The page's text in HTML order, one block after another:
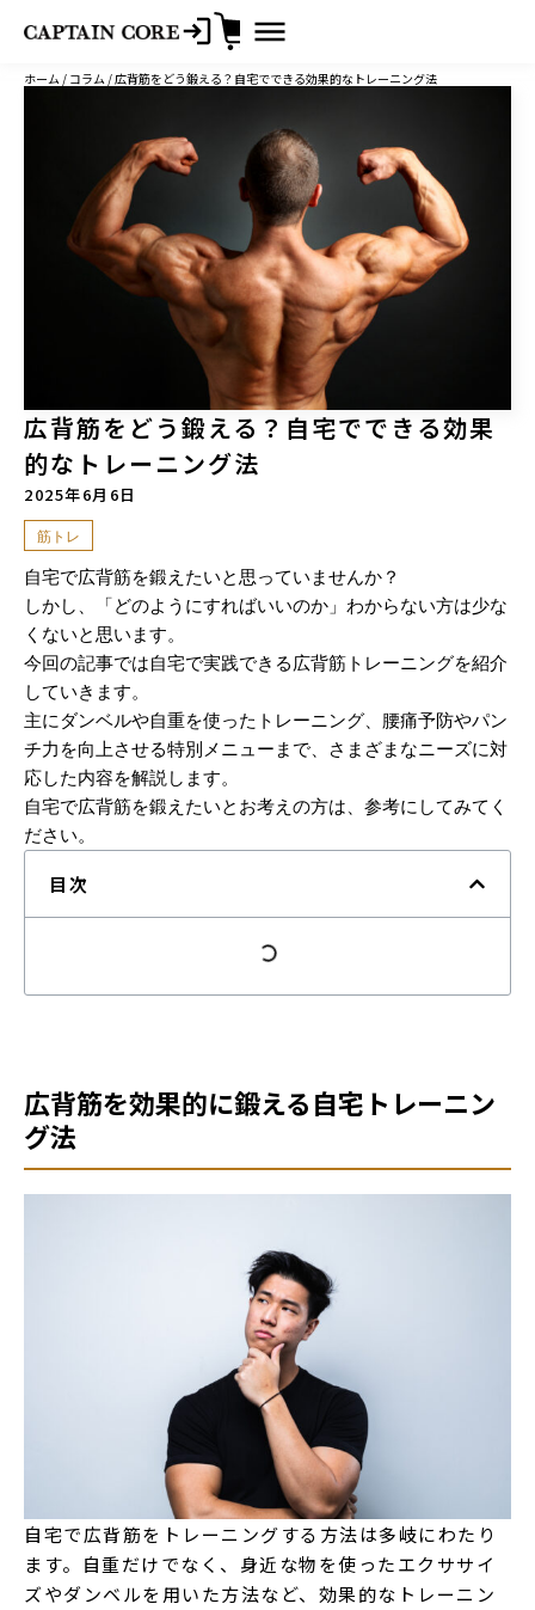
ン
ホーム / コラム / 広背筋をどう鍛える？自宅でできる効果的なトレーニング法
広背筋をどう鍛える？自宅でできる効果
的なトレーニング法
2025年6月6日
筋トレ
自宅で広背筋を鍛えたいと思っていませんか？
しかし、「どのようにすればいいのか」わからない方は少な
くないと思います。
今回の記事では自宅で実践できる広背筋トレーニングを紹介
していきます。
主にダンベルや自重を使ったトレーニング、腰痛予防やパン
チ力を向上させる特別メニューまで、さまざまなニーズに対
応した内容を解説します。
自宅で広背筋を鍛えたいとお考えの方は、参考にしてみてく
ださい。
目次
広背筋を効果的に鍛える自宅トレーニン
グ法
自宅で広背筋をトレーニングする方法は多岐にわたり
ます。自重だけでなく、身近な物を使ったエクササイ
ズやダンベルを用いた方法など、効果的なトレーニン